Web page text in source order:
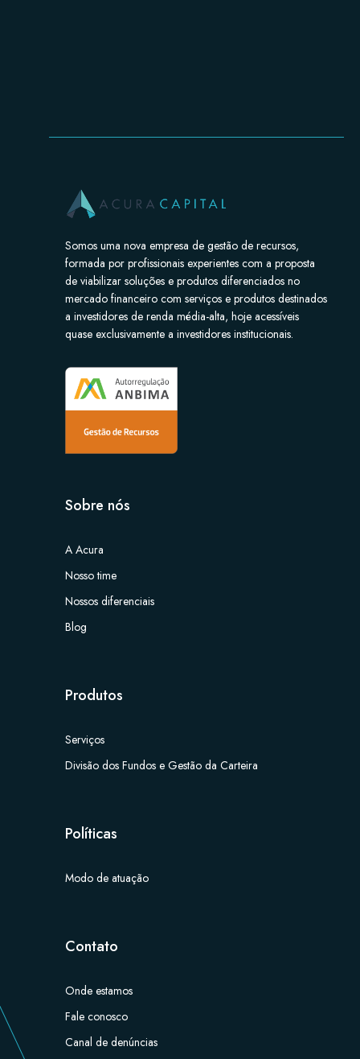
Somos uma nova empresa de gestão de recursos,
formada por profissionais experientes com a proposta
de viabilizar soluções e produtos diferenciados no
mercado financeiro com serviços e produtos destinados
a investidores de renda média-alta, hoje acessíveis
quase exclusivamente a investidores institucionais.
Sobre nós
A Acura
Nosso time
Nossos diferenciais
Blog
Produtos
Serviços
Divisão dos Fundos e Gestão da Carteira
Políticas
Modo de atuação
Contato
Onde estamos
Fale conosco
Canal de denúncias